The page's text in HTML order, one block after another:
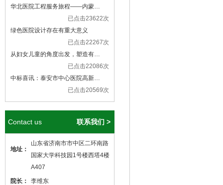
华北医院工程服务旅程——内蒙…
已点击23622次
绿色医院设计存在有重大意义
已点击22267次
从妇女儿童的角度出发，塑造有…
已点击22086次
中标喜讯：泰安市中心医院高新…
已点击20569次
Contact us 联系我们 >
地址：
山东省济南市市中区二环南路
国家大学科技园1号楼西塔4楼
A407
院长：
李维东